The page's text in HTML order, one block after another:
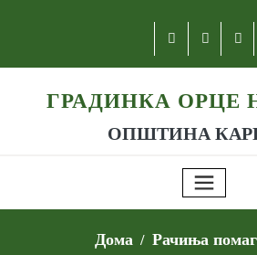
ГРАДИНКА ОРЦЕ
ОПШТИНА
Дома Рачиња